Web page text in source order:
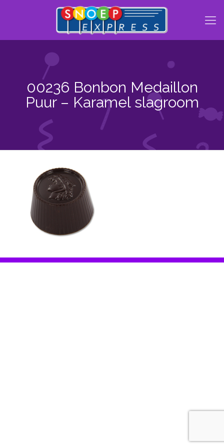
00236 Bonbon Medaillon
Puur – Karamel slagroom